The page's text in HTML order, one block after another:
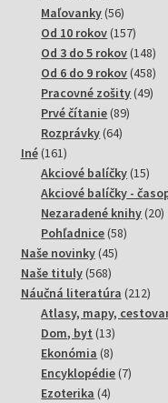
produktov
Maľovanky 5656
Od 10 rokov 157157
Od 3 do 5 rokov 148148
Od 6 do 9 rokov 458458
Pracovné zošity 4949
Prvé čítanie 8989
Rozprávky 6464
Iné 161161
produktov
Akciové balíčky 1515
Akciové balíčky -
Nezaradené knihy 2020
Pohľadnice 5858
Naše novinky 4545
Naše tituly 568568
produktov
Náučná literatúra 212212
Atlasy, mapy,
Dom, byt 1313
produktov
Ekonómia 88
produktov
Encyklopédie 77
Ezoterika 44